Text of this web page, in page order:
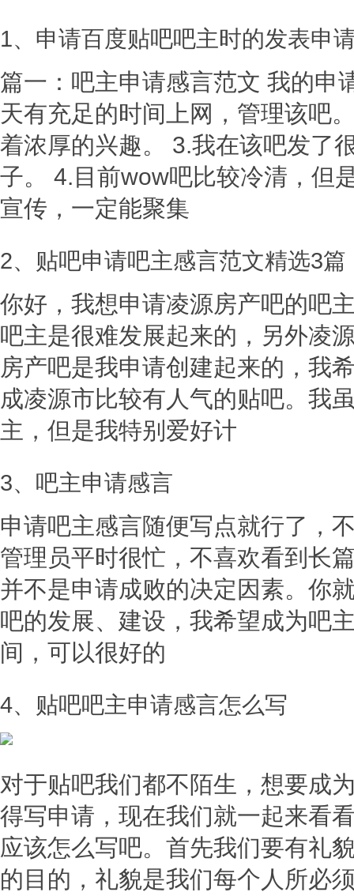
1、申请百度贴吧吧主时的发表申
篇一：吧主申请感言范文 我的申
天有充足的时间上网，管理该吧
着浓厚的兴趣。 3.我在该吧发了
子。 4.目前wow吧比较冷清，但
宣传，一定能聚集
2、贴吧申请吧主感言范文精选3篇
你好，我想申请凌源房产吧的吧
吧主是很难发展起来的，另外凌
房产吧是我申请创建起来的，我
成凌源市比较有人气的贴吧。我
主，但是我特别爱好计
3、吧主申请感言
申请吧主感言随便写点就行了，
管理员平时很忙，不喜欢看到长
并不是申请成败的决定因素。你
吧的发展、建设，我希望成为吧
间，可以很好的
4、贴吧吧主申请感言怎么写
对于贴吧我们都不陌生，想要成
得写申请，现在我们就一起来看
应该怎么写吧。首先我们要有礼
的目的，礼貌是我们每个人所必